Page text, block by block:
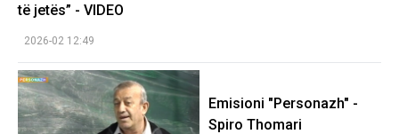
të jetës” - VIDEO
2026-02 12:49
Emisioni "Personazh" -
Spiro Thomari